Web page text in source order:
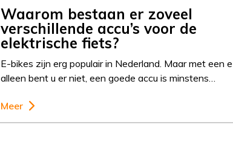
Waarom bestaan er zoveel
verschillende accu’s voor de
elektrische fiets?
E-bikes zijn erg populair in Nederland. Maar met een
alleen bent u er niet, een goede accu is minstens…
Meer